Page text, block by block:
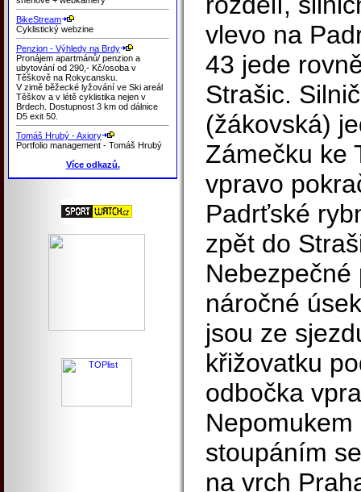
BikeStream
Cyklistický webzine
Penzion - Výhledy na Brdy
Pronájem apartmánů/ penzion a
ubytování od 290,- Kč/osoba v
Těškově na Rokycansku.
V zimě běžecké lyžování ve Ski areál
Těškov a v létě cyklistika nejen v
Brdech. Dostupnost 3 km od dálnice
D5 exit 50.
Tomáš Hrubý - Axiory
Portfolio management - Tomáš Hrubý
Více odkazů.
vlevo na
43 jede
Strašic.
(žákovská)
Zámečku ke
vpravo
Padrťské
zpět do
náročné
jsou ze
křižovatku
odbočka
stoupáním
na vrch